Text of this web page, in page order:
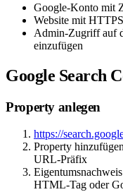
Google-Konto mit
Website mit HTTPS
Admin-Zugriff auf
einzufügen
Google Search
Property anlegen
https://
Property
URL-Präfix
HTML-Tag oder